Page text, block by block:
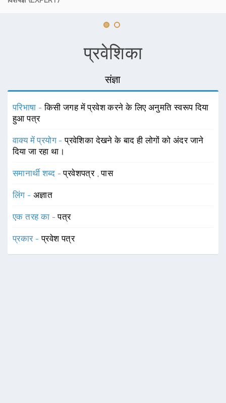
प्रवेशिका
संज्ञा
परिभाषा -किसी जगह में प्रवेश करने के लिए अनुमति स्वरूप दिया
हुआ पत्र
वाक्य में प्रयोग -प्रवेशिका देखने के बाद ही लोगों को अंदर जाने
दिया जा रहा था।
समानार्थी शब्द -प्रवेशपत्र ,पास
लिंग - अज्ञात
एक तरह का -पत्र
प्रकार -प्रवेश पत्र